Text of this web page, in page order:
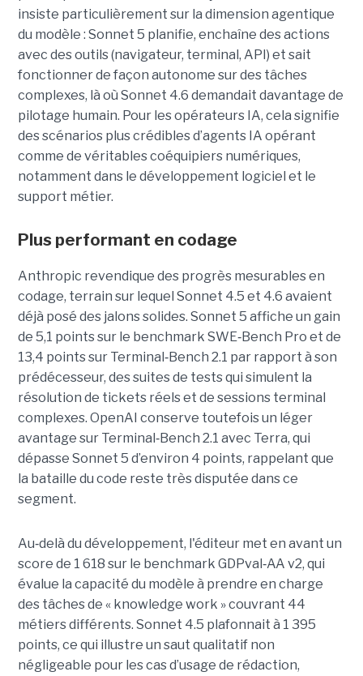
insiste particulièrement sur la dimension agentique
du modèle : Sonnet 5 planifie, enchaîne des actions
avec des outils (navigateur, terminal, API) et sait
fonctionner de façon autonome sur des tâches
complexes, là où Sonnet 4.6 demandait davantage de
pilotage humain. Pour les opérateurs IA, cela signifie
des scénarios plus crédibles d’agents IA opérant
comme de véritables coéquipiers numériques,
notamment dans le développement logiciel et le
support métier.
Plus performant en codage
Anthropic revendique des progrès mesurables en
codage, terrain sur lequel Sonnet 4.5 et 4.6 avaient
déjà posé des jalons solides. Sonnet 5 affiche un gain
de 5,1 points sur le benchmark SWE‑Bench Pro et de
13,4 points sur Terminal‑Bench 2.1 par rapport à son
prédécesseur, des suites de tests qui simulent la
résolution de tickets réels et de sessions terminal
complexes. OpenAI conserve toutefois un léger
avantage sur Terminal‑Bench 2.1 avec Terra, qui
dépasse Sonnet 5 d’environ 4 points, rappelant que
la bataille du code reste très disputée dans ce
segment.
Au‑delà du développement, l'éditeur met en avant un
score de 1 618 sur le benchmark GDPval‑AA v2, qui
évalue la capacité du modèle à prendre en charge
des tâches de « knowledge work » couvrant 44
métiers différents. Sonnet 4.5 plafonnait à 1 395
points, ce qui illustre un saut qualitatif non
négligeable pour les cas d’usage de rédaction,